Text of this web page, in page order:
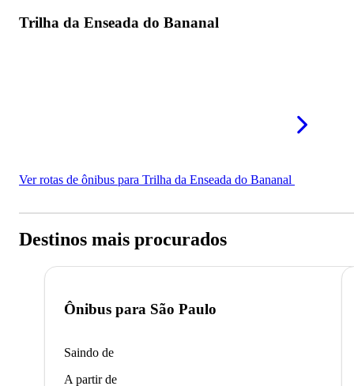
Trilha da Enseada do Bananal
Ver rotas de ônibus para Trilha da Enseada do Bananal
Destinos mais procurados
Ônibus para São Paulo
Saindo de
A partir de